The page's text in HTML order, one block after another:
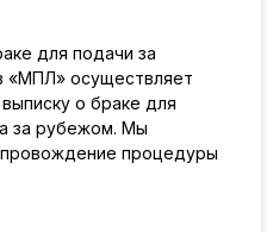
для подачи за
«МПЛ» осуществляет
о браке для
за рубежом. Мы
процедуры